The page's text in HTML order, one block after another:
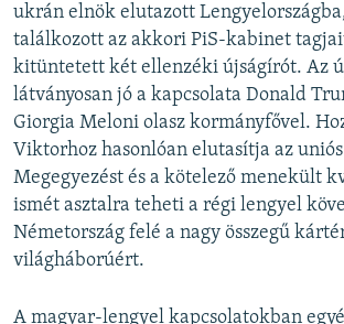
ukrán elnök elutazott
találkozott az akkori PiS-kabinet
kitüntetett két ellenzéki újságírót. Az
látványosan jó a kapcsolata Donald
Giorgia Meloni olasz kormányfővel.
Viktorhoz hasonlóan elutasítja az
Megegyezést és a kötelező menekült
ismét asztalra teheti a régi lengyel
Németország felé a nagy összegű
világháborúért.
A magyar-lengyel kapcsolatokban